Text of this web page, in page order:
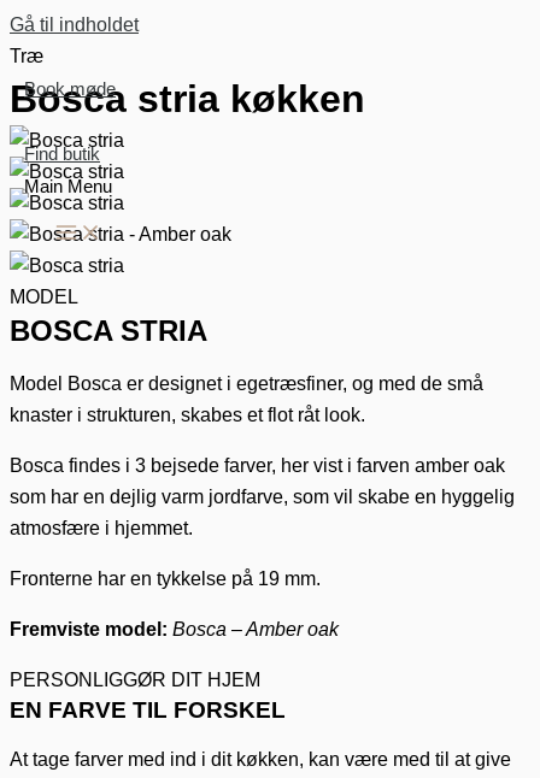
Gå til indholdet
Book møde
Find butik
Main Menu
Træ
Bosca stria køkken
MODEL
BOSCA STRIA
Model Bosca er designet i egetræsfiner, og med de små
knaster i strukturen, skabes et flot råt look.
Bosca findes i 3 bejsede farver, her vist i farven amber oak
som har en dejlig varm jordfarve, som vil skabe en hyggelig
atmosfære i hjemmet.
Fronterne har en tykkelse på 19 mm.
Fremviste model: Bosca – Amber oak
PERSONLIGGØR DIT HJEM
EN FARVE TIL FORSKEL
At tage farver med ind i dit køkken, kan være med til at give